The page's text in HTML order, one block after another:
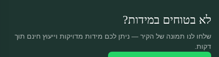
לא בטוחים במידות?
שלחו לנו תמונה של הקיר — ניתן לכם מידות מדויקות וייעוץ חינם תוך
דקות.